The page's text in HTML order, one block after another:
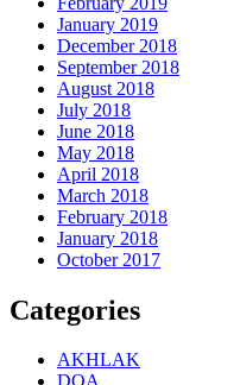
January 2019
December 2018
September 2018
August 2018
July 2018
June 2018
May 2018
April 2018
March 2018
February 2018
January 2018
October 2017
Categories
AKHLAK